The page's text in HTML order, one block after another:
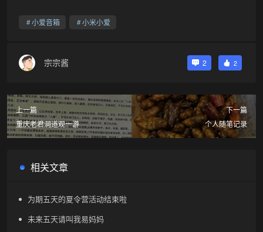
小爱音箱 小米小爱
宗宗酱 2 2
上一篇
重庆老君洞道观一游
下一篇
个人随笔记录
相关文章
为期五天的夏令营活动结束啦
未来五天请叫我易妈妈